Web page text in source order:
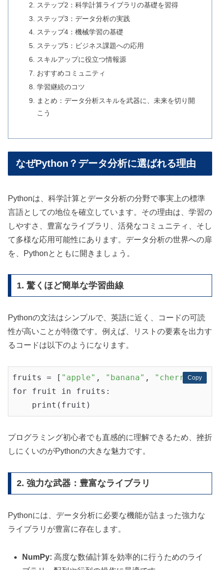
ステップ2：科学計算ライブラリの基礎を習得
ステップ3：データ分析の実践
ステップ4：機械学習の基礎
ステップ5：ビジネス課題への応用
スキルアップに役立つ情報源
おすすめコミュニティ
学習継続のコツ
まとめ：データ分析スキルを武器に、未来を切り開
こう
なぜPython？データ分析に選ばれる理由
Pythonは、科学計算とデータ分析の分野で事実上の標準
言語としての地位を確立しています。その理由は、学習の
しやすさ、豊富なライブラリ、活発なコミュニティ、そし
て多様な応用可能性にあります。データ分析の世界への扉
を、Pythonとともに開きましょう。
1. 驚くほど簡単な学習曲線
Pythonの文法はシンプルで、英語に近く、コードの可読
性が高いことが特徴です。例えば、リストの要素を出力す
るコードは以下のようになります。
Copy
Copy
fruits = [ "apple" , "banana" , "cherry"]
for fruit in fruits:
プログラミング初心者でも直感的に理解できるため、挫折
しにくいのがPythonの大きな魅力です。
2. 強力な武器：豊富なライブラリ
Pythonには、データ分析に必要な機能が詰まった強力な
ライブラリが豊富に存在します。
NumPy: 高度な数値計算を効率的に行うためのライ